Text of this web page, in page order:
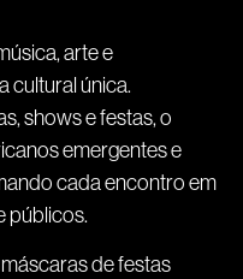
arte e
cultural única.
shows e festas, o
emergentes e
cada encontro em
públicos.
de festas